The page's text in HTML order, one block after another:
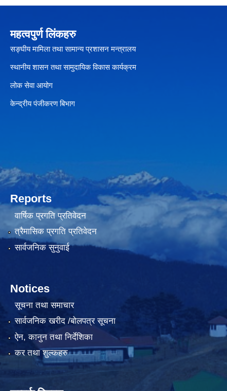
महत्वपुर्ण लिंकहरु
सङ्घीय मामिला तथा सामान्य प्रशासन मन्त्रालय
स्थानीय शासन तथा सामुदायिक विकास कार्यक्रम
लोक सेवा आयोग
केन्द्रीय पंजीकरण बिभाग
Reports
वार्षिक प्रगति प्रतिवेदन
त्रैमासिक प्रगति प्रतिवेदन
सार्वजनिक सुनुवाई
Notices
सूचना तथा समाचार
सार्वजनिक खरीद /बोलपत्र सूचना
ऐन, कानुन तथा निर्देशिका
कर तथा शुल्कहरु